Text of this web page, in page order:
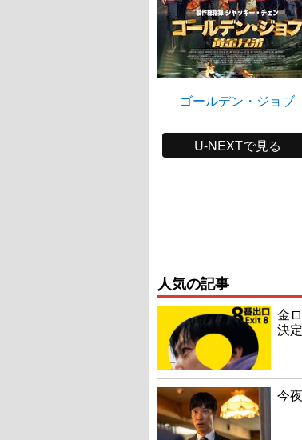
ゴールデン・ジョブ
U-NEXTで見る
人気の記事
金
決
今